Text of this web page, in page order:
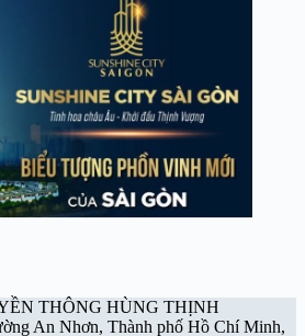
THÔNG HÙNG THỊNH
An Nhơn, Thành phố Hồ Chí Minh,